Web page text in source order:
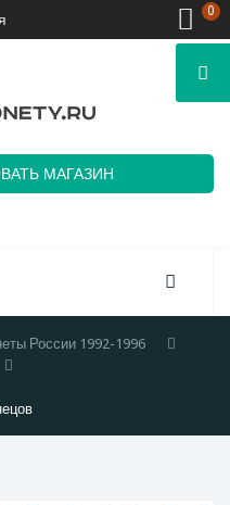
МАГАЗИН
России 1992-1996
0